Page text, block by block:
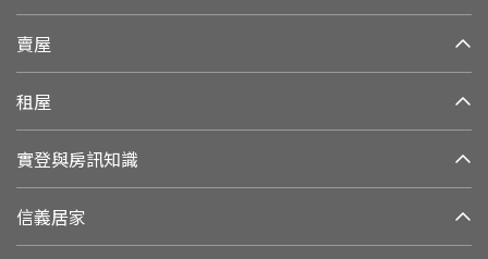
賣屋
租屋
實登與房訊知識
信義居家